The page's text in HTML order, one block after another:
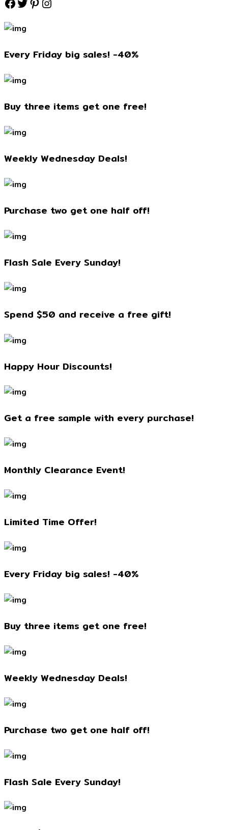
Every Friday big sales! -40%
Buy three items get one free!
Weekly Wednesday Deals!
Purchase two get one half off!
Flash Sale Every Sunday!
Spend $50 and receive a free gift!
Happy Hour Discounts!
Get a free sample with every purchase!
Monthly Clearance Event!
Limited Time Offer!
Every Friday big sales! -40%
Buy three items get one free!
Weekly Wednesday Deals!
Purchase two get one half off!
Flash Sale Every Sunday!